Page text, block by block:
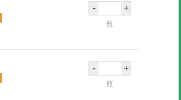
- +
瓶
- +
瓶